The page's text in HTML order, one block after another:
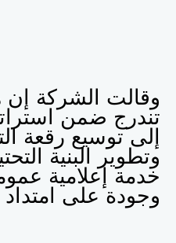
وقالت الشركة
تندرج ضمن
إلى توسيع رقعة
وتطوير البنية
خدمة إعلامية
وجودة على